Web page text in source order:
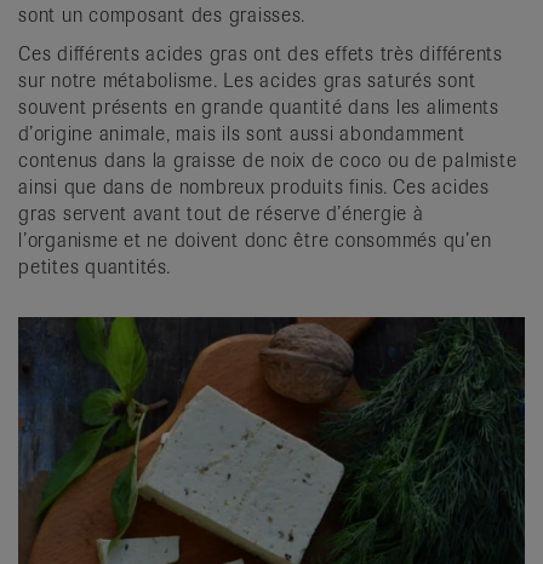
sont un composant des graisses.
Ces différents acides gras ont des effets très différents
sur notre métabolisme. Les acides gras saturés sont
souvent présents en grande quantité dans les aliments
d’origine animale, mais ils sont aussi abondamment
contenus dans la graisse de noix de coco ou de palmiste
ainsi que dans de nombreux produits finis. Ces acides
gras servent avant tout de réserve d’énergie à
l’organisme et ne doivent donc être consommés qu’en
petites quantités.